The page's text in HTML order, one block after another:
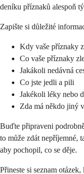
deníku příznaků alespoň
Zapište si důležité
Kdy vaše příznaky
Co vaše příznaky
Jakákoli nedávná
Co jste jedli a pili
Jakékoli léky nebo
Zda má někdo jiný
Buďte připraveni
to může zdát nepříjemné,
aby pochopil, co se děje.
Přineste si seznam